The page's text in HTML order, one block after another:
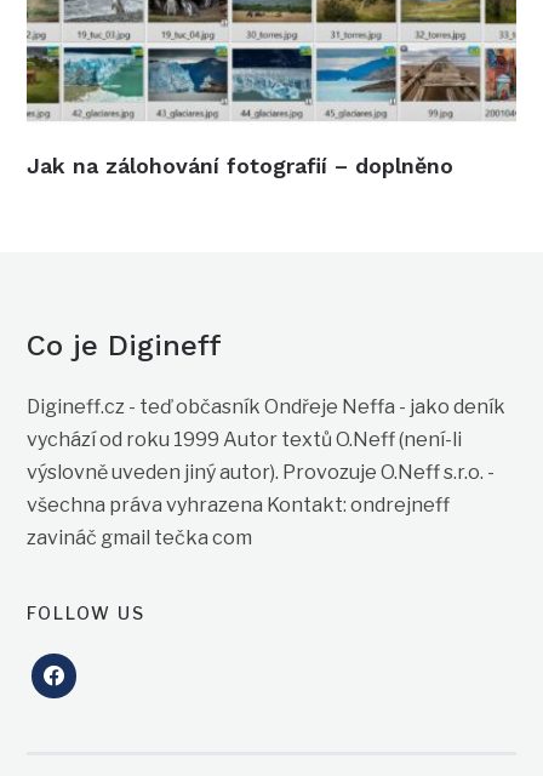
Jak na zálohování fotografií – doplněno
Co je Digineff
Digineff.cz - teď občasník Ondřeje Neffa - jako deník
vychází od roku 1999 Autor textů O.Neff (není-li
výslovně uveden jiný autor). Provozuje O.Neff s.r.o. -
všechna práva vyhrazena Kontakt: ondrejneff
zavináč gmail tečka com
FOLLOW US
facebook